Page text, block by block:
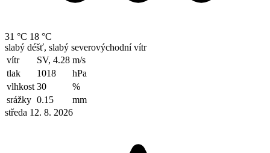
31 °C 18 °C
slabý déšť, slabý severovýchodní vítr
vítr
SV, 4.28 m/s
tlak
1018
hPa
vlhkost 30
%
srážky 0.15
mm
středa 12. 8. 2026